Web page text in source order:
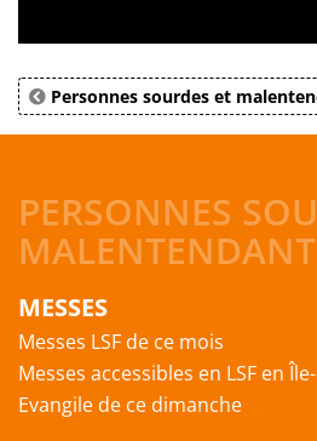
Personnes sourdes et
PERSONNES
MESSES
Messes LSF de ce mois
Messes accessibles en LSF en
Evangile de ce dimanche